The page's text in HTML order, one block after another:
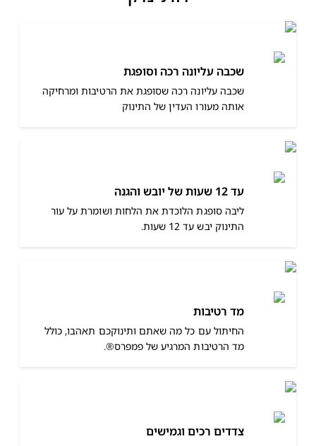
שכבה עליונה רכה וסופגת
שכבה עליונה רכה שסופגת את הרטיבות ומרחיקה
אותה מעורו העדין של התינוק
ליבה סופגת הלוכדת את הלחות ושומרת על עור
התינוק יבש עד 12 שעות.
מד רטיבות
החיתול עם כל מה שאתם ותינוקכם תאהבו, כולל
מד הרטיבות המרגיע של פמפרס®.
צדדים רכים וגמישים